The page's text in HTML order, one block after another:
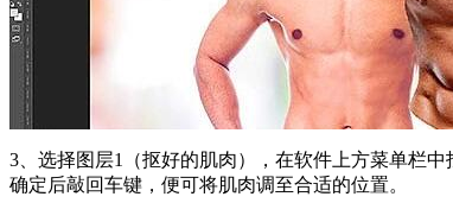
3、选择图层1（抠好的肌肉），在软件上方菜单栏
确定后敲回车键，便可将肌肉调至合适的位置。